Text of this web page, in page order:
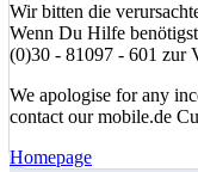
Wir bitten die
Wenn Du Hilfe
(0)30 - 81097 - 601 zur
We apologise for any
contact our mobile.de
Homepage